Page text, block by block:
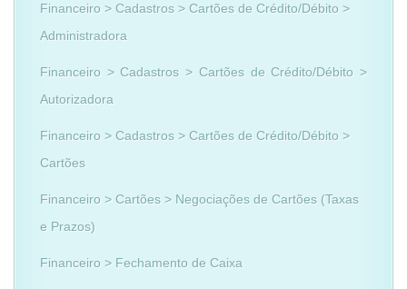
Financeiro > Cadastros > Cartões de Crédito/Débito >
Administradora
Financeiro > Cadastros > Cartões de Crédito/Débito >
Autorizadora
Financeiro > Cadastros > Cartões de Crédito/Débito >
Cartões
Financeiro > Cartões > Negociações de Cartões (Taxas
e Prazos)
Financeiro > Fechamento de Caixa